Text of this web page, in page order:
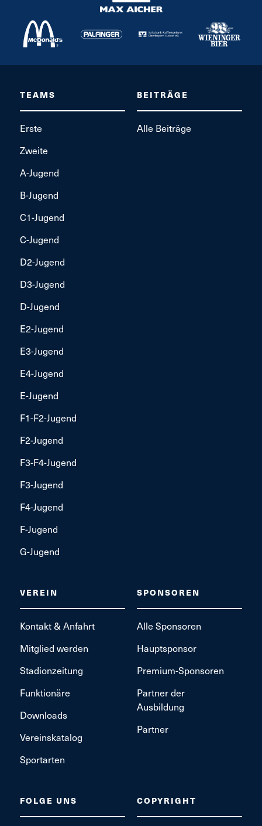
TEAMS
Erste
Zweite
A-Jugend
B-Jugend
C1-Jugend
C-Jugend
D2-Jugend
D3-Jugend
D-Jugend
E2-Jugend
E3-Jugend
E4-Jugend
E-Jugend
F1-F2-Jugend
F2-Jugend
F3-F4-Jugend
F3-Jugend
F4-Jugend
F-Jugend
G-Jugend
BEITRÄGE
Alle Beiträge
VEREIN
Kontakt & Anfahrt
Mitglied werden
Stadionzeitung
Funktionäre
Downloads
Vereinskatalog
Sportarten
SPONSOREN
Alle Sponsoren
Hauptsponsor
Premium-Sponsoren
Partner der
Ausbildung
Partner
FOLGE UNS COPYRIGHT